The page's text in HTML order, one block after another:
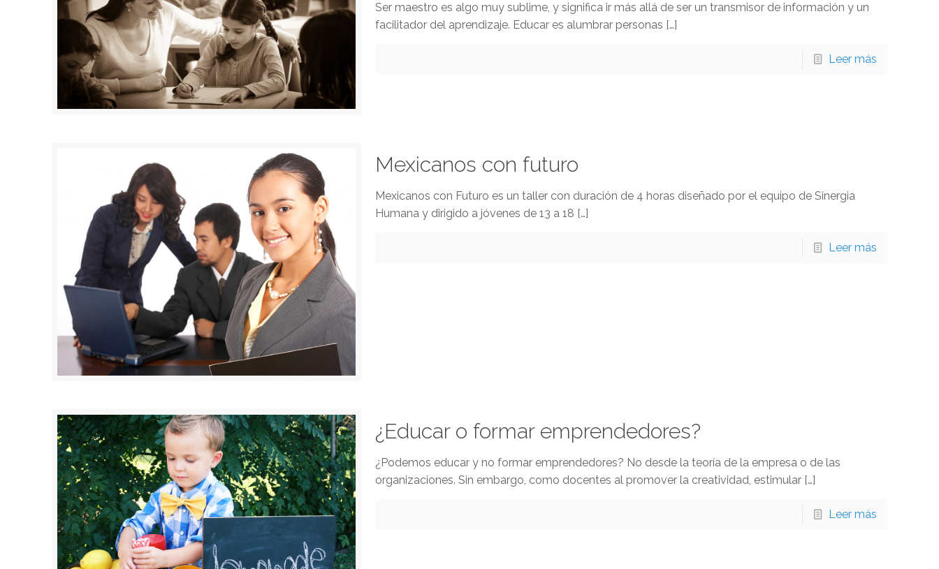
Ser maestro es algo muy sublime, y significa ir más allá de ser un transmisor de información y un
facilitador del aprendizaje. Educar es alumbrar personas […]
Leer más
Mexicanos con futuro
Mexicanos con Futuro es un taller con duración de 4 horas diseñado por el equipo de Sinergia
Humana y dirigido a jóvenes de 13 a 18 […]
Leer más
¿Educar o formar emprendedores?
¿Podemos educar y no formar emprendedores? No desde la teoría de la empresa o de las
organizaciones. Sin embargo, como docentes al promover la creatividad, estimular[…]
Leer más